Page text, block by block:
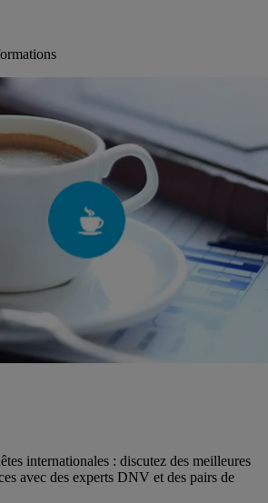
internationales : discutez des meilleures
avec des experts DNV et des pairs de